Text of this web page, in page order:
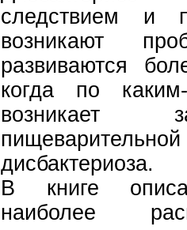
следствием и
возникают
развиваются
когда по
возникает
пищеварительной
дисбактериоза.
В книге
наиболее